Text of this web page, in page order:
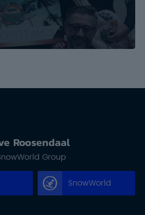
Roosendaal
Group
SnowWorld